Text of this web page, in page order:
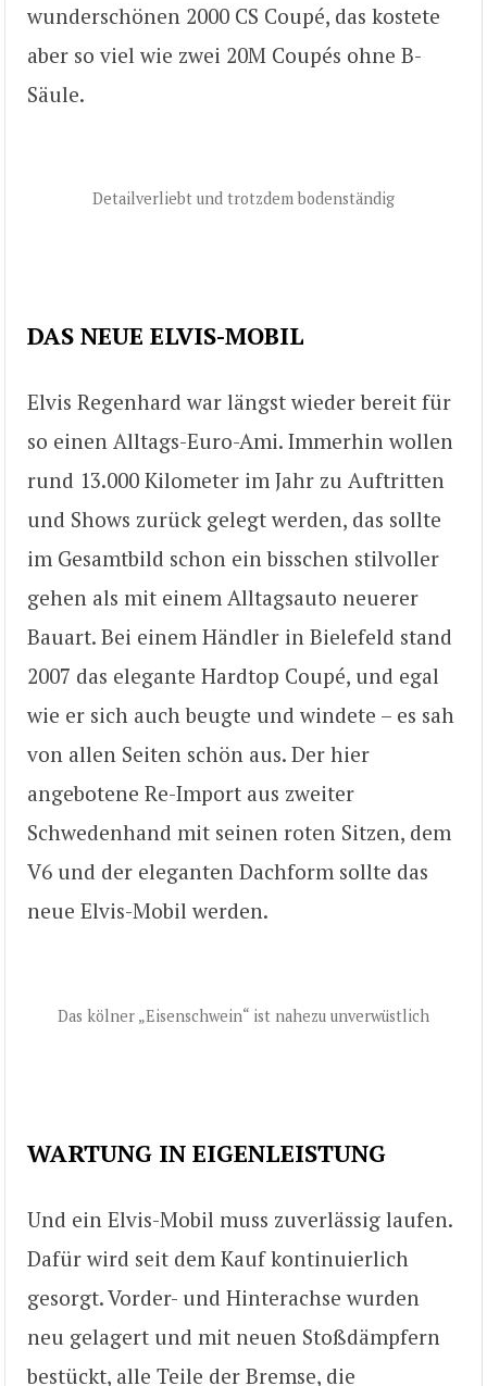
wunderschönen 2000 CS Coupé, das kostete
aber so viel wie zwei 20M Coupés ohne B-
Säule.
Detailverliebt und trotzdem bodenständig
DAS NEUE ELVIS-MOBIL
Elvis Regenhard war längst wieder bereit für
so einen Alltags-Euro-Ami. Immerhin wollen
rund 13.000 Kilometer im Jahr zu Auftritten
und Shows zurück gelegt werden, das sollte
im Gesamtbild schon ein bisschen stilvoller
gehen als mit einem Alltagsauto neuerer
Bauart. Bei einem Händler in Bielefeld stand
2007 das elegante Hardtop Coupé, und egal
wie er sich auch beugte und windete – es sah
von allen Seiten schön aus. Der hier
angebotene Re-Import aus zweiter
Schwedenhand mit seinen roten Sitzen, dem
V6 und der eleganten Dachform sollte das
neue Elvis-Mobil werden.
Das kölner „Eisenschwein“ ist nahezu unverwüstlich
WARTUNG IN EIGENLEISTUNG
Und ein Elvis-Mobil muss zuverlässig laufen.
Dafür wird seit dem Kauf kontinuierlich
gesorgt. Vorder- und Hinterachse wurden
neu gelagert und mit neuen Stoßdämpfern
bestückt, alle Teile der Bremse, die